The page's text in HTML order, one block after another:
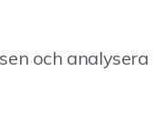
och analysera